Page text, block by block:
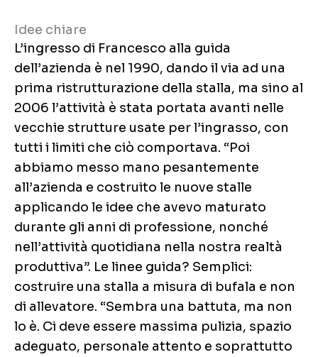
Idee chiare
L’ingresso di Francesco alla guida
dell’azienda è nel 1990, dando il via ad una
prima ristrutturazione della stalla, ma sino al
2006 l’attività è stata portata avanti nelle
vecchie strutture usate per l’ingrasso, con
tutti i limiti che ciò comportava. “Poi
abbiamo messo mano pesantemente
all’azienda e costruito le nuove stalle
applicando le idee che avevo maturato
durante gli anni di professione, nonché
nell’attività quotidiana nella nostra realtà
produttiva”. Le linee guida? Semplici:
costruire una stalla a misura di bufala e non
di allevatore. “Sembra una battuta, ma non
lo è. Ci deve essere massima pulizia, spazio
adeguato, personale attento e soprattutto